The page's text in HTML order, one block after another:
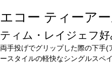
エコー ティーア
ティム・レイジェフ
両手投げでグリップした際の下手
ースタイルの軽快なシングルスペ